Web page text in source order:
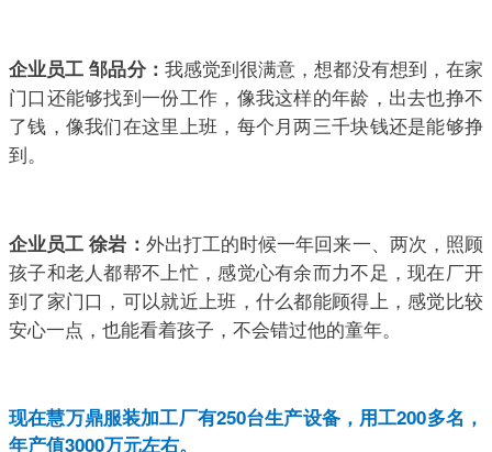
企业员工 邹品分： 我感觉到很满意，想都没有想到，在家
门口还能够找到一份工作，像我这样的年龄，出去也挣不
了钱，像我们在这里上班，每个月两三千块钱还是能够挣
到。
企业员工 徐岩： 外出打工的时候一年回来一、两次，照顾
孩子和老人都帮不上忙，感觉心有余而力不足，现在厂开
到了家门口，可以就近上班，什么都能顾得上，感觉比较
安心一点，也能看着孩子，不会错过他的童年。
现在慧万鼎服装加工厂有250台生产设备，用工200多名，
年产值3000万元左右。